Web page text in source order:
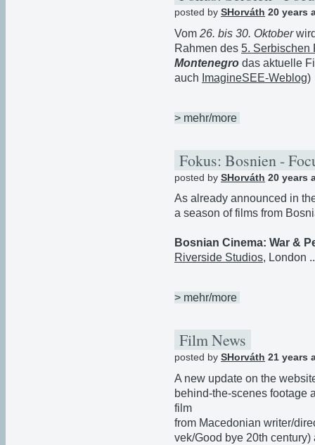
posted by SHorváth 20 years
Vom 26. bis 30. Oktober
Rahmen des 5. Serbischen
Montenegro das aktuelle
auch ImagineSEE-Weblog)
> mehr/more
Fokus: Bosnien -
posted by SHorváth 20 years
As already announced in
a season of films from
Bosnian Cinema: War &
Riverside Studios, London
> mehr/more
Film News
posted by SHorváth 21 years
A new update on the
behind-the-scenes footage
film
from Macedonian writer/
vek/Good bye 20th